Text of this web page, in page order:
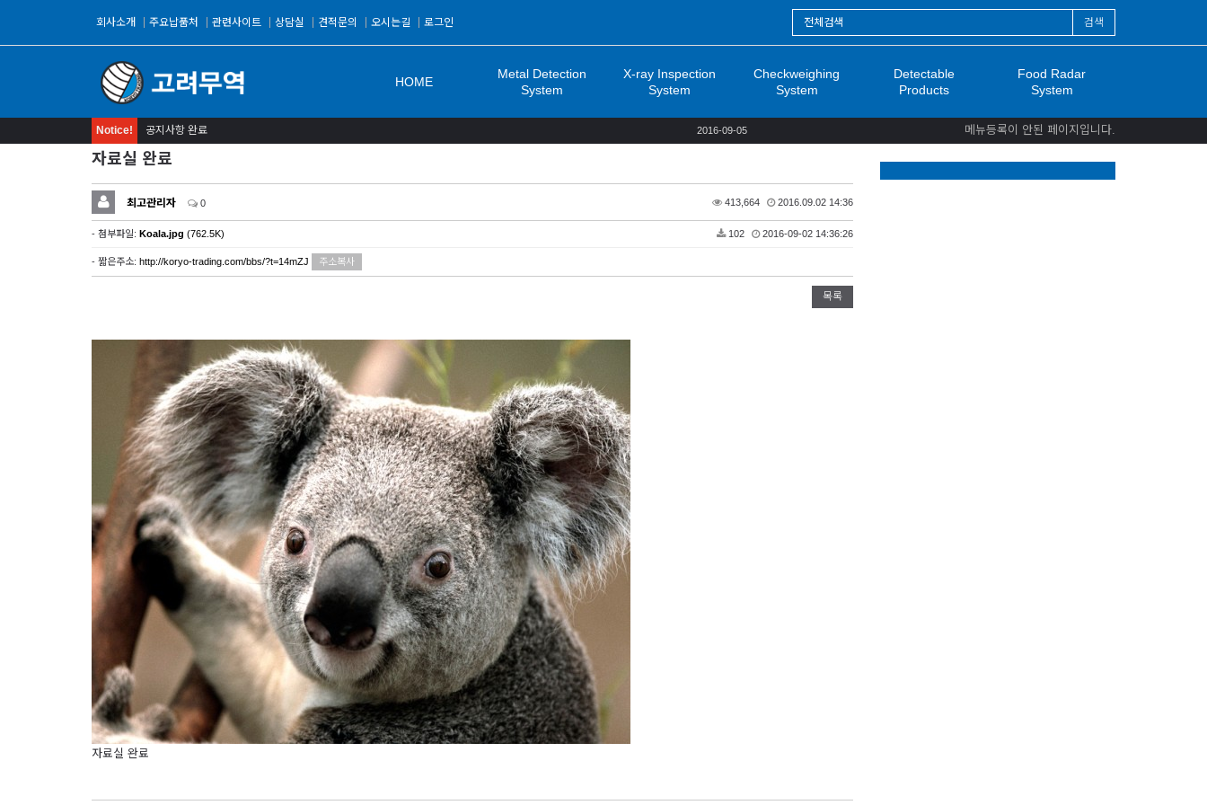
회사소개 주요납품처 관련사이트 상담실 견적문의 오시는길 로그인 검색
HOME
Metal Detection
System
X-ray Inspection
System
Checkweighing
System
Detectable
Products
Food Radar
System
Notice! 공지사항 완료 2016-09-05 메뉴등록이 안된 페이지입니다.
자료실 완료
최고관리자 0 413,664 2016.09.02 14:36
- 첨부파일: Koala.jpg (762.5K) 102 2016-09-02 14:36:26
- 짧은주소: http://koryo-trading.com/bbs/?t=14mZJ 주소복사
목록
자료실 완료